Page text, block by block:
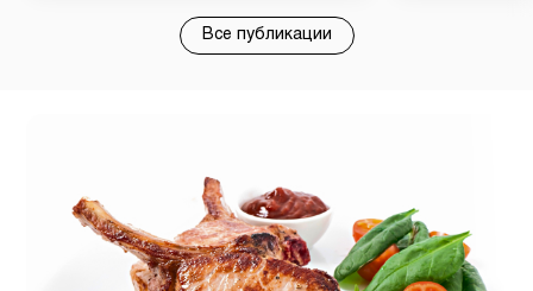
Все публикации